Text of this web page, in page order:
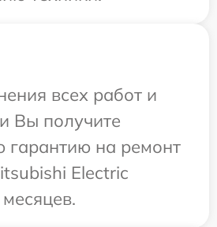
всех работ и
Вы получите
на ремонт
Electric